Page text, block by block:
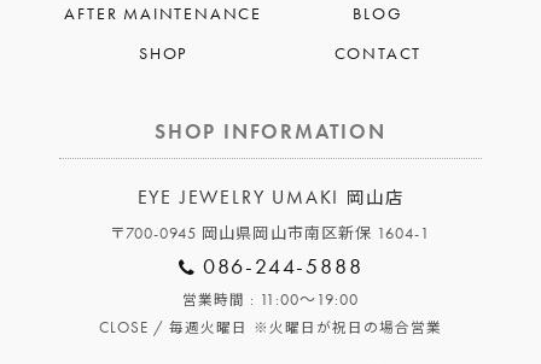
AFTER MAINTENANCE
BLOG
SHOP
CONTACT
SHOP INFORMATION
EYE JEWELRY UMAKI 岡山店
〒700-0945 岡山県岡山市南区新保 1604-1
086-244-5888
営業時間 : 11:00～19:00
CLOSE /毎週火曜日 ※火曜日が祝日の場合営業